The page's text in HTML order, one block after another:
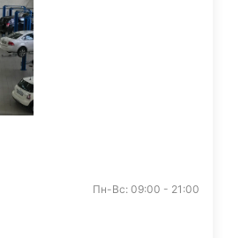
Пн-Вс: 09:00 - 21:00